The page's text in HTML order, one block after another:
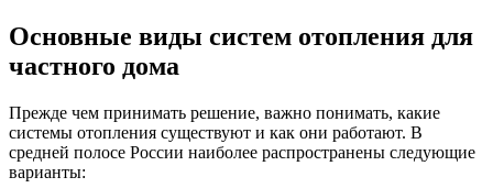
Основные виды систем отопления для
частного дома
Прежде чем принимать решение, важно понимать, какие
системы отопления существуют и как они работают. В
средней полосе России наиболее распространены следующие
варианты: